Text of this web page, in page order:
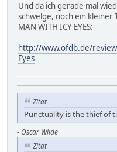
Und da ich gerade mal
schwelge, noch ein kleiner
MAN WITH ICY EYES:
http://www.ofdb.de/
Eyes
Zitat
Punctuality is the thief of
- Oscar Wilde
Zitat